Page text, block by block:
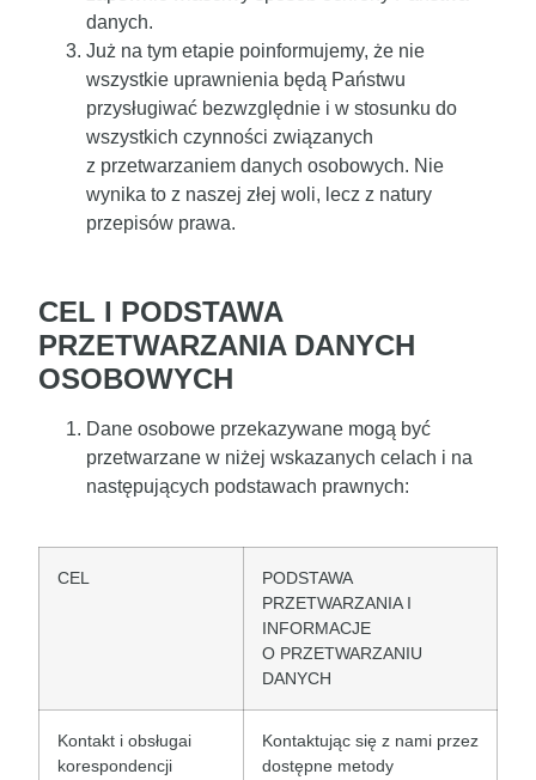
danych.
Już na tym etapie poinformujemy, że nie
wszystkie uprawnienia będą Państwu
przysługiwać bezwzględnie i w stosunku do
wszystkich czynności związanych
z przetwarzaniem danych osobowych. Nie
wynika to z naszej złej woli, lecz z natury
przepisów prawa.
CEL I PODSTAWA
PRZETWARZANIA DANYCH
OSOBOWYCH
Dane osobowe przekazywane mogą być
przetwarzane w niżej wskazanych celach i na
następujących podstawach prawnych:
CEL
PODSTAWA
PRZETWARZANIA I
INFORMACJE
O PRZETWARZANIU
DANYCH
Kontakt i obsługai
korespondencji
Kontaktując się z nami przez
dostępne metody